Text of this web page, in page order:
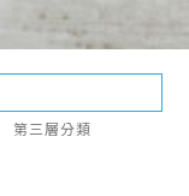
第三層分類